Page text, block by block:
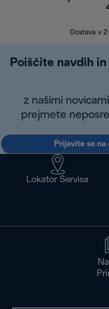
Dostava v
Poiščite navdih
z našimi
prejmete
Prijavite se
Lokator Servisa